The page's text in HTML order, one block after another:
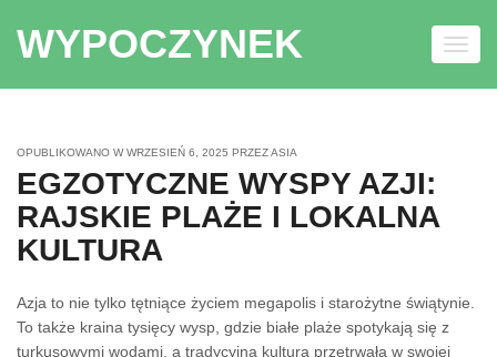
WYPOCZYNEK
OPUBLIKOWANO WWRZESIEŃ 6, 2025 PRZEZASIA
EGZOTYCZNE WYSPY AZJI:
RAJSKIE PLAŻE I LOKALNA
KULTURA
Azja to nie tylko tętniące życiem megapolis i starożytne świątynie.
To także kraina tysięcy wysp, gdzie białe plaże spotykają się z
turkusowymi wodami, a tradycyjna kultura przetrwała w swojej